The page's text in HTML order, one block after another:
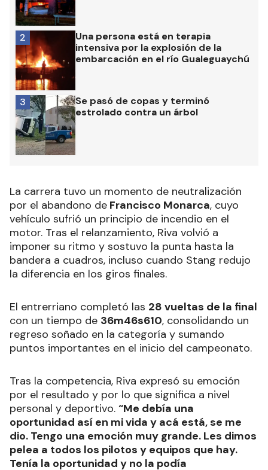
Una persona está en terapia
intensiva por la explosión de la
embarcación en el río Gualeguaychú
2
Se pasó de copas y terminó
estrolado contra un árbol
3
La carrera tuvo un momento de neutralización
por el abandono de Francisco Monarca, cuyo
vehículo sufrió un principio de incendio en el
motor. Tras el relanzamiento, Riva volvió a
imponer su ritmo y sostuvo la punta hasta la
bandera a cuadros, incluso cuando Stang redujo
la diferencia en los giros finales.
El entrerriano completó las 28 vueltas de la final
con un tiempo de 36m46s610, consolidando un
regreso soñado en la categoría y sumando
puntos importantes en el inicio del campeonato.
Tras la competencia, Riva expresó su emoción
por el resultado y por lo que significa a nivel
personal y deportivo. “Me debía una
oportunidad así en mi vida y acá está, se me
dio. Tengo una emoción muy grande. Les dimos
pelea a todos los pilotos y equipos que hay.
Tenía la oportunidad y no la podía